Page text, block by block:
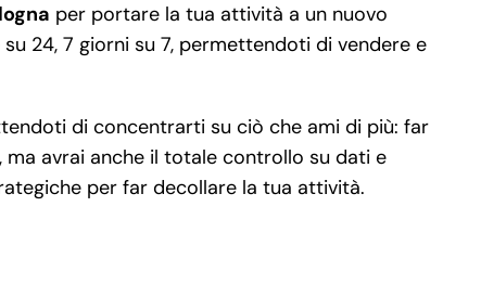
per portare la tua attività a un nuovo
24, 7 giorni su 7, permettendoti di vendere e
di concentrarti su ciò che ami di più: far
avrai anche il totale controllo su dati e
per far decollare la tua attività.